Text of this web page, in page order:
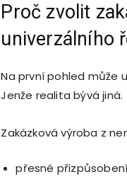
Proč zvolit
univerzálního
Na první pohled může
Jenže realita bývá jiná.
Zakázková výroba z
přesné